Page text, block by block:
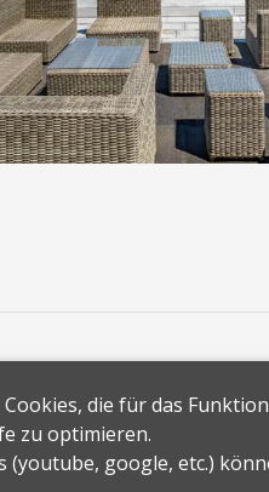
die für das
zu optimieren.
(youtube, google, etc.)